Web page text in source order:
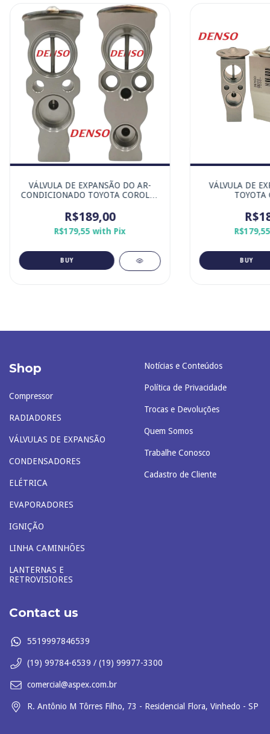
VÁLVULA DE EXPANSÃO DO AR-
CONDICIONADO TOYOTA COROLLA
R$189,00
R$179,55with Pix
VÁLVULA DE
TOYOTA
Shop
Compressor
RADIADORES
VÁLVULAS DE EXPANSÃO
CONDENSADORES
ELÉTRICA
EVAPORADORES
IGNIÇÃO
LINHA CAMINHÕES
LANTERNAS E
RETROVISIORES
Notícias e Conteúdos
Política de Privacidade
Trocas e Devoluções
Quem Somos
Trabalhe Conosco
Cadastro de Cliente
Contact us
5519997846539
(19) 99784-6539 / (19) 99977-3300
comercial@aspex.com.br
R. Antônio M Tôrres Filho, 73 - Residencial Flora, Vinhedo - SP